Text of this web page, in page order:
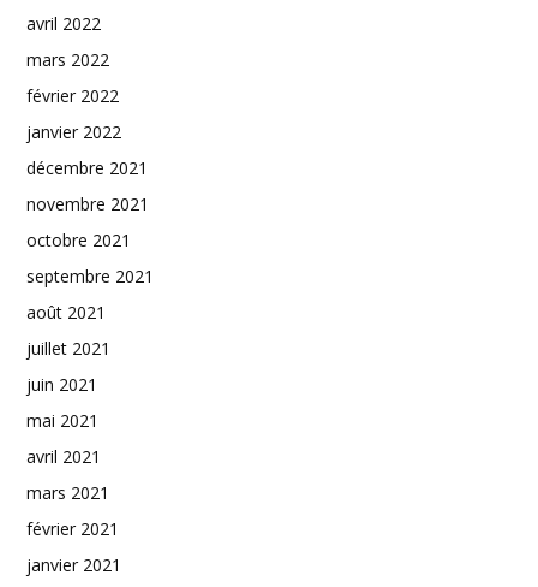
avril 2022
mars 2022
février 2022
janvier 2022
décembre 2021
novembre 2021
octobre 2021
septembre 2021
août 2021
juillet 2021
juin 2021
mai 2021
avril 2021
mars 2021
février 2021
janvier 2021